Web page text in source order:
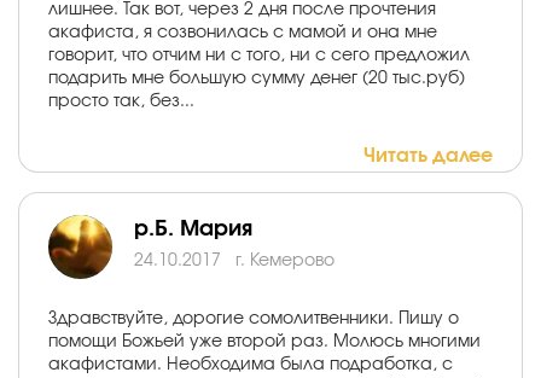
лишнее. Так вот, через 2 дня после прочтения
акафиста, я созвонилась с мамой и она мне
говорит, что отчим ни с того, ни с сего предложил
подарить мне большую сумму денег (20 тыс.руб)
просто так, без...
Читать далее
р.Б. Мария
24.10.2017 г. Кемерово
Здравствуйте, дорогие сомолитвенники. Пишу о
помощи Божьей уже второй раз. Молюсь многими
акафистами. Необходима была подработка, с